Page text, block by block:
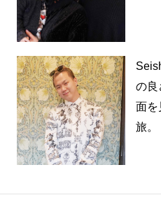
の良
面を
旅